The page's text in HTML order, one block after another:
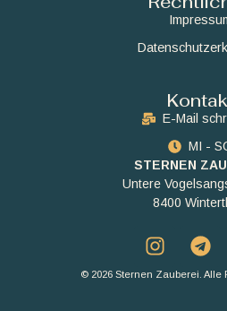
E-Mail
MI -
STERNEN
Untere
8400
© 2026 Sternen Zauberei. Alle